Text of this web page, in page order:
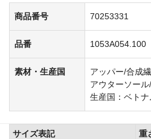
商品番号 70253331
品番 1053A054.100
素材・生産国
アッパー/合成
アウターソー
生産国：ベトナ
サイズ表記
重